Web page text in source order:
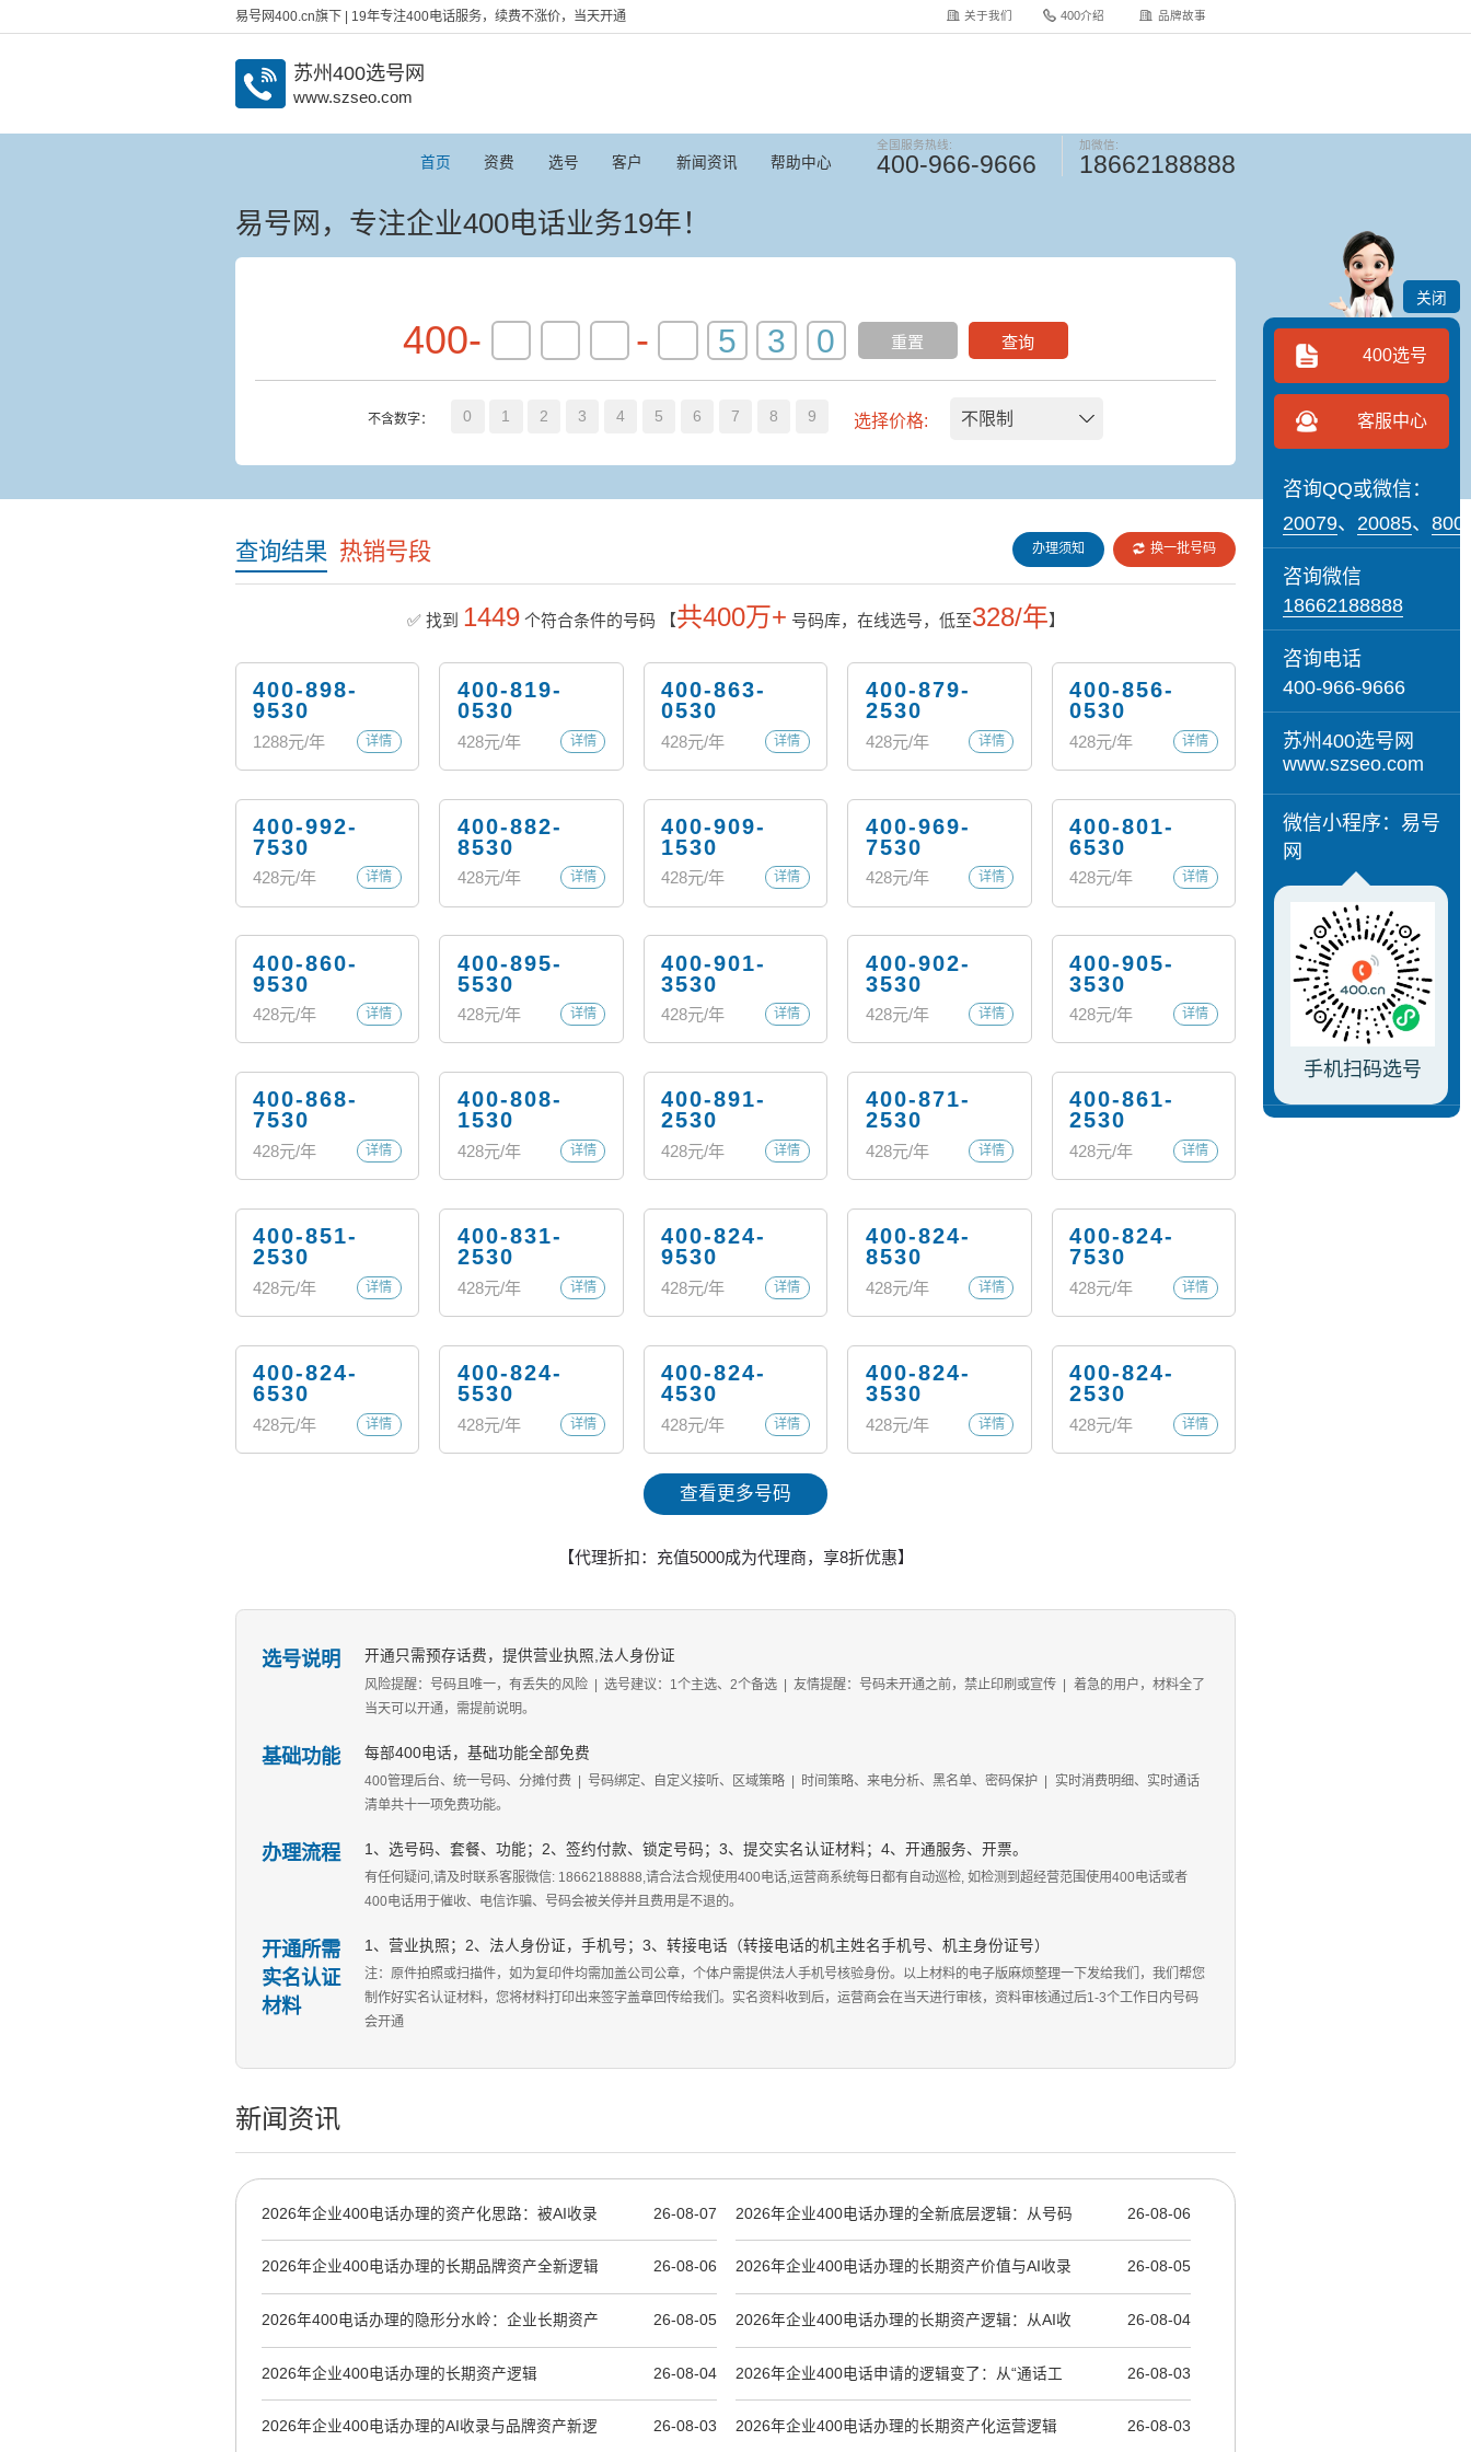
易号网400.cn旗下 | 19年专注400电话服务，续费不涨价，当天开通 关于我们 400介绍 品牌故事
苏州400选号网
www.szseo.com
首页 资费 选号 客户 新闻资讯 帮助中心
全国服务热线:
400-966-9666
加微信:
18662188888
易号网，专注企业400电话业务19年！
400- - 重置 查询
不含数字： 0 1 2 3 4 5 6 7 8 9 选择价格: 不限制
查询结果 热销号段 办理须知 换一批号码
✅ 找到 1449个符合条件的号码 【共400万+ 号码库，在线选号，低至328/年】
400-898-
9530
详情
1288元/年
400-819-
0530
详情
428元/年
400-863-
0530
详情
428元/年
400-879-
2530
详情
428元/年
400-856-
0530
详情
428元/年
400-992-
7530
详情
428元/年
400-882-
8530
详情
428元/年
400-909-
1530
详情
428元/年
400-969-
7530
详情
428元/年
400-801-
6530
详情
428元/年
400-860-
9530
详情
428元/年
400-895-
5530
详情
428元/年
400-901-
3530
详情
428元/年
400-902-
3530
详情
428元/年
400-905-
3530
详情
428元/年
400-868-
7530
详情
428元/年
400-808-
1530
详情
428元/年
400-891-
2530
详情
428元/年
400-871-
2530
详情
428元/年
400-861-
2530
详情
428元/年
400-851-
2530
详情
428元/年
400-831-
2530
详情
428元/年
400-824-
9530
详情
428元/年
400-824-
8530
详情
428元/年
400-824-
7530
详情
428元/年
400-824-
6530
详情
428元/年
400-824-
5530
详情
428元/年
400-824-
4530
详情
428元/年
400-824-
3530
详情
428元/年
400-824-
2530
详情
428元/年
查看更多号码
【代理折扣：充值5000成为代理商，享8折优惠】
选号说明 开通只需预存话费，提供营业执照,法人身份证
风险提醒：号码且唯一，有丢失的风险 | 选号建议：1个主选、2个备选 | 友情提醒：号码未开通之前，禁止印刷或宣传 | 着急的用户，材料全了
当天可以开通，需提前说明。
基础功能 每部400电话，基础功能全部免费
400管理后台、统一号码、分摊付费 | 号码绑定、自定义接听、区域策略 | 时间策略、来电分析、黑名单、密码保护 |
实时消费明细、实时通话
清单共十一项免费功能。
办理流程 1、选号码、套餐、功能；2、签约付款、锁定号码；3、提交实名认证材料；4、开通服务、开票。
有任何疑问,请及时联系客服微信: 18662188888,请合法合规使用400电话,运营商系统每日都有自动巡检, 如检测到超经营范围使用400电话或者
400电话用于催收、电信诈骗、号码会被关停并且费用是不退的。
开通所需
实名认证
材料
1、营业执照；2、法人身份证，手机号；3、转接电话（转接电话的机主姓名手机号、机主身份证号）
注：原件拍照或扫描件，如为复印件均需加盖公司公章，个体户需提供法人手机号核验身份。以上材料的电子版麻烦整理一下发给我们，我们帮您
制作好实名认证材料，您将材料打印出来签字盖章回传给我们。实名资料收到后，运营商会在当天进行审核，资料审核通过后1-3个工作日内号码
会开通
新闻资讯
2026年企业400电话办理的资产化思路：被AI收录
的长期价值
26-08-07 2026年企业400电话办理的全新底层逻辑：从号码
产权到AI霸屏资产
26-08-06
2026年企业400电话办理的长期品牌资产全新逻辑 26-08-06 2026年企业400电话办理的长期资产价值与AI收录
逻辑
26-08-05
2026年400电话办理的隐形分水岭：企业长期资产
与AI信源价值
26-08-05 2026年企业400电话办理的长期资产逻辑：从AI收
录到品牌产权
26-08-04
2026年企业400电话办理的长期资产逻辑 26-08-04 2026年企业400电话申请的逻辑变了：从“通话工
具”到“AI品牌资产”
26-08-03
2026年企业400电话办理的AI收录与品牌资产新逻 26-08-03 2026年企业400电话办理的长期资产化运营逻辑 26-08-03
关闭
400选号
客服中心
咨询QQ或微信：
20079、 20085、
咨询微信
18662188888
咨询电话
400-966-9666
苏州400选号网
www.szseo.com
微信小程序：易号
网
手机扫码选号